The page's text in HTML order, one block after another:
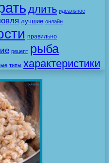
длить идеальное
лучшие онлайн
правильно
рецепт рыба
типы характеристики